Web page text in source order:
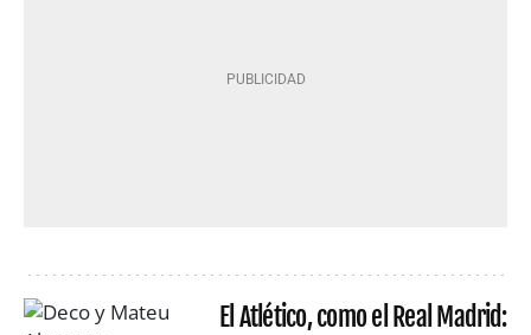
El Atlético, como el Real Madrid: